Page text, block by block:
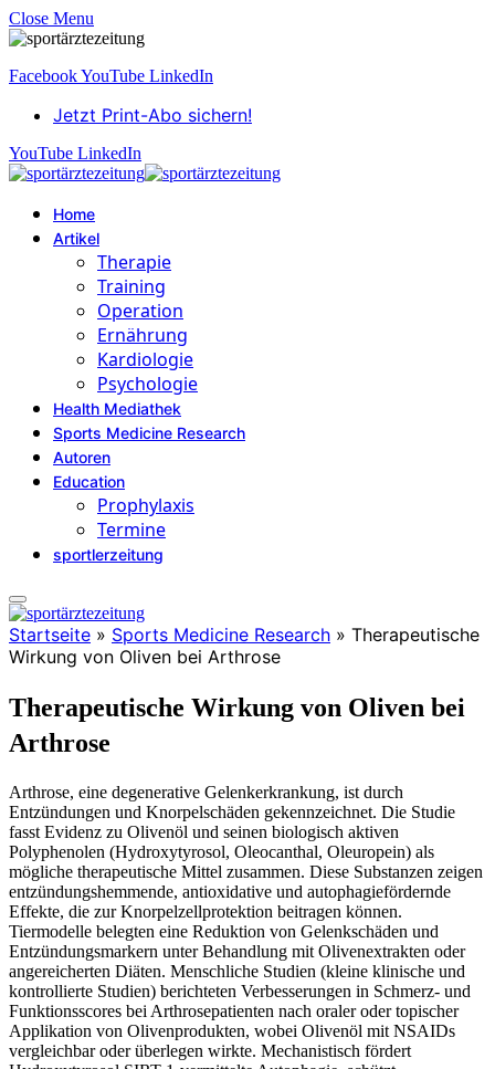
Close Menu
FacebookYouTube LinkedIn
Jetzt Print-Abo sichern!
YouTube LinkedIn
Home
Artikel
Therapie
Training
Operation
Ernährung
Kardiologie
Psychologie
Health Mediathek
Sports Medicine Research
Autoren
Education
Prophylaxis
Termine
sportlerzeitung
Startseite » Sports Medicine Research » Therapeutische
Wirkung von Oliven bei Arthrose
Therapeutische Wirkung von Oliven bei
Arthrose
Arthrose, eine degenerative Gelenkerkrankung, ist durch
Entzündungen und Knorpelschäden gekennzeichnet. Die Studie
fasst Evidenz zu Olivenöl und seinen biologisch aktiven
Polyphenolen (Hydroxytyrosol, Oleocanthal, Oleuropein) als
mögliche therapeutische Mittel zusammen. Diese Substanzen zeigen
entzündungshemmende, antioxidative und autophagiefördernde
Effekte, die zur Knorpelzellprotektion beitragen können.
Tiermodelle belegten eine Reduktion von Gelenkschäden und
Entzündungsmarkern unter Behandlung mit Olivenextrakten oder
angereicherten Diäten. Menschliche Studien (kleine klinische und
kontrollierte Studien) berichteten Verbesserungen in Schmerz- und
Funktionsscores bei Arthrosepatienten nach oraler oder topischer
Applikation von Olivenprodukten, wobei Olivenöl mit NSAIDs
vergleichbar oder überlegen wirkte. Mechanistisch fördert